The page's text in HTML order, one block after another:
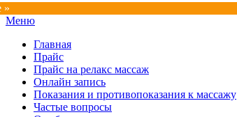
»
Прокрутка
Меню
Главная
Прайс
Прайс на релакс массаж
Онлайн запись
Показания и противопоказания к массажу
Частые вопросы